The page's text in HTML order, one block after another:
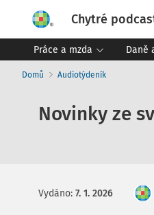
Chytré
Práce a mzda Daně
Domů Audiotýdeník
Novinky ze
Vydáno: 7. 1. 2026